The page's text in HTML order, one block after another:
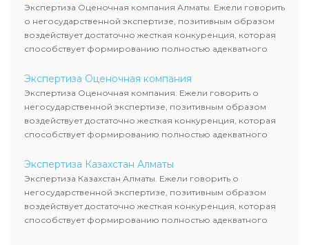
Экспертиза Оценочная компания Алматы. Ежели говорить
о негосударственной экспертизе, позитивным образом
воздействует достаточно жесткая конкуренция, которая
способствует формированию полностью адекватного
Экспертиза Оценочная компания
Экспертиза Оценочная компания. Ежели говорить о
негосударственной экспертизе, позитивным образом
воздействует достаточно жесткая конкуренция, которая
способствует формированию полностью адекватного
Экспертиза Казахстан Алматы
Экспертиза Казахстан Алматы. Ежели говорить о
негосударственной экспертизе, позитивным образом
воздействует достаточно жесткая конкуренция, которая
способствует формированию полностью адекватного